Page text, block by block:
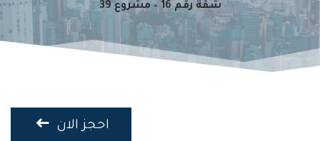
شقة رقم 16 – مشروع 39
احجز الان